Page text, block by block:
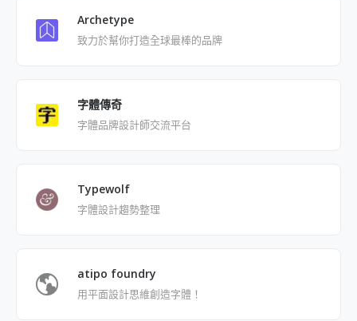
Archetype
致力於幫你打造全球最棒的品牌
字體傳奇
字體品牌設計師交流平台
Typewolf
字體設計趨勢整理
atipo foundry
用平面設計思維創造字體！